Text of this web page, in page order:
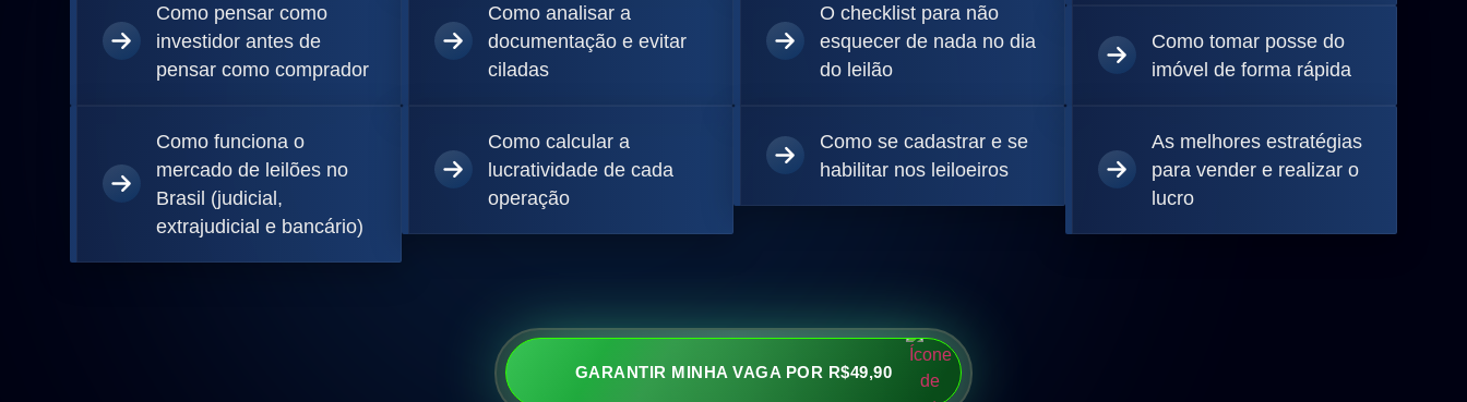
Como pensar como
investidor antes de
pensar como comprador
Como funciona o
mercado de leilões no
Brasil (judicial,
extrajudicial e bancário)
Como analisar a
documentação e evitar
ciladas
Como calcular a
lucratividade de cada
operação
O checklist para não
esquecer de nada no dia
do leilão
Como se cadastrar e se
habilitar nos leiloeiros
Como tomar posse do
imóvel de forma rápida
As melhores estratégias
para vender e realizar o
lucro
GARANTIR MINHA VAGA POR R$49,90